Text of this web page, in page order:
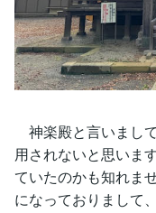
神楽殿と言いまし
用されないと思いま
ていたのかも知れま
になっておりまして